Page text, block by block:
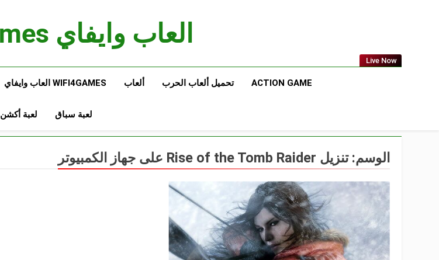
العاب وايفاي WIFI4Games
Live Now
ACTION GAME تحميل ألعاب الحرب ألعاب WIFI4GAMES العاب وايفاي
لعبة سباق لعبة أكشن
الوسم:تنزيل Rise of the Tomb Raider على جهاز الكمبيوتر